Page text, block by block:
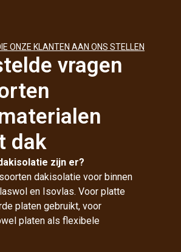
ONZE KLANTEN AAN ONS STELLEN
vragen
dak
zijn er?
dakisolatie voor binnen
en Isovlas. Voor platte
platen gebruikt, voor
platen als flexibele